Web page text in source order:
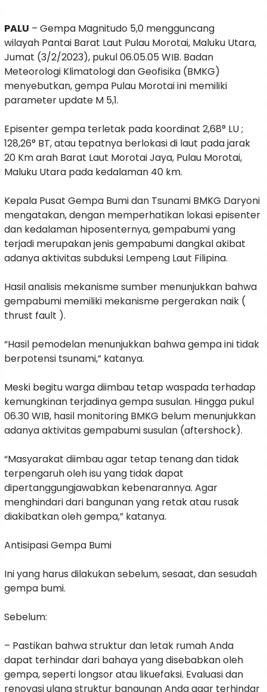
PALU – Gempa Magnitudo 5,0 mengguncang
wilayah Pantai Barat Laut Pulau Morotai, Maluku Utara,
Jumat (3/2/2023), pukul 06.05.05 WIB. Badan
Meteorologi Klimatologi dan Geofisika (BMKG)
menyebutkan, gempa Pulau Morotai ini memiliki
parameter update M 5,1.
Episenter gempa terletak pada koordinat 2,68° LU ;
128,26° BT, atau tepatnya berlokasi di laut pada jarak
20 Km arah Barat Laut Morotai Jaya, Pulau Morotai,
Maluku Utara pada kedalaman 40 km.
Kepala Pusat Gempa Bumi dan Tsunami BMKG Daryoni
mengatakan, dengan memperhatikan lokasi episenter
dan kedalaman hiposenternya, gempabumi yang
terjadi merupakan jenis gempabumi dangkal akibat
adanya aktivitas subduksi Lempeng Laut Filipina.
Hasil analisis mekanisme sumber menunjukkan bahwa
gempabumi memiliki mekanisme pergerakan naik (
thrust fault ).
“Hasil pemodelan menunjukkan bahwa gempa ini tidak
berpotensi tsunami,” katanya.
Meski begitu warga diimbau tetap waspada terhadap
kemungkinan terjadinya gempa susulan. Hingga pukul
06.30 WIB, hasil monitoring BMKG belum menunjukkan
adanya aktivitas gempabumi susulan (aftershock).
“Masyarakat diimbau agar tetap tenang dan tidak
terpengaruh oleh isu yang tidak dapat
dipertanggungjawabkan kebenarannya. Agar
menghindari dari bangunan yang retak atau rusak
diakibatkan oleh gempa,” katanya.
Antisipasi Gempa Bumi
Ini yang harus dilakukan sebelum, sesaat, dan sesudah
gempa bumi.
Sebelum:
– Pastikan bahwa struktur dan letak rumah Anda
dapat terhindar dari bahaya yang disebabkan oleh
gempa, seperti longsor atau likuefaksi. Evaluasi dan
renovasi ulang struktur bangunan Anda agar terhindar